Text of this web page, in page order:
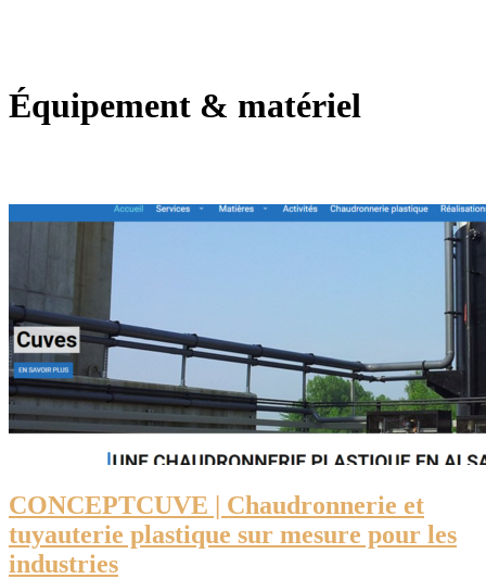
Équipement & matériel
CONCEPTCUVE | Chaudronnerie et
tuyauterie plastique sur mesure pour les
industries